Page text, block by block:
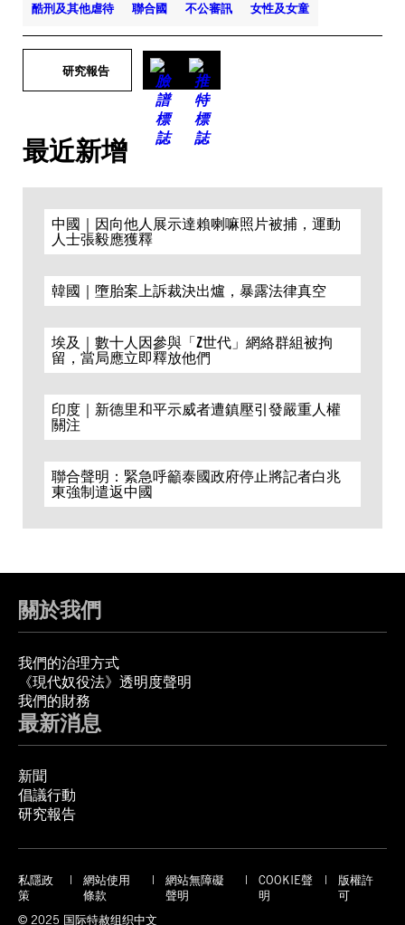
酷刑及其他虐待 聯合國 不公審訊 女性及女童
研究報告
最近新增
中國｜因向他人展示達賴喇嘛照片被捕，運動
人士張毅應獲釋
韓國｜墮胎案上訴裁決出爐，暴露法律真空
埃及｜數十人因參與「Z世代」網絡群組被拘
留，當局應立即釋放他們
印度｜新德里和平示威者遭鎮壓引發嚴重人權
關注
聯合聲明：緊急呼籲泰國政府停止將記者白兆
東強制遣返中國
關於我們
我們的治理方式
《現代奴役法》透明度聲明
我們的財務
最新消息
新聞
倡議行動
研究報告
私隱政
策
網站使用
條款
網站無障礙
聲明
COOKIE聲
明
版權許
可
© 2025 国际特赦组织中文